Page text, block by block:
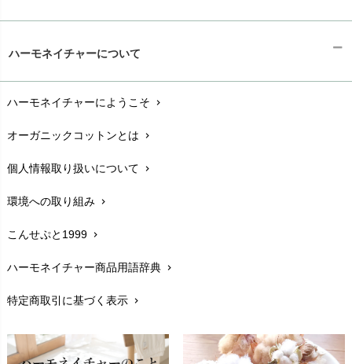
配送と送料chevron_right
在庫状況と発送予定chevron_right
サイズ・寸法chevron_right
生地・素材chevron_right
お手入れについて
レビューを書こうchevron_right
返品交換chevron_right
FAXでのご注文
ハーモネイチャーについて
ハーモネイチャーにようこそ chevron_right
オーガニックコットンとは chevron_right
個人情報取り扱いについて chevron_right
環境への取り組み chevron_right
こんせぷと1999 chevron_right
ハーモネイチャー商品用語辞典 chevron_right
特定商取引に基づく表示 chevron_right